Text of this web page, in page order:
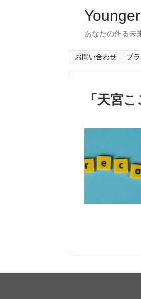
Younger
あなたの作る未
お問い合わせ プ
「 天宮